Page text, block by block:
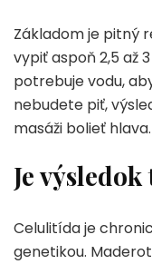
Základom je pitný
vypiť aspoň 2,5 až
potrebuje vodu,
nebudete piť,
masáži bolieť hlava.
Je
Celulitída je
genetikou.